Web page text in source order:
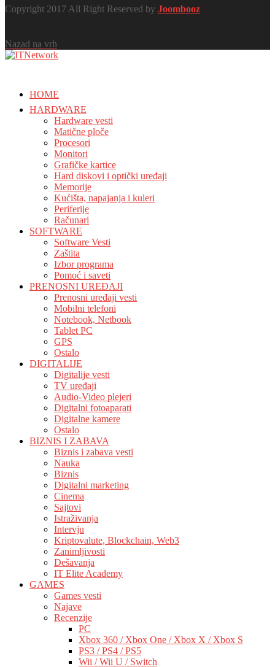
Copyright 2017 All Right Reserved by Joombooz
Nazad na vrh
HOME
HARDWARE
Hardware vesti
Matične ploče
Procesori
Monitori
Grafičke kartice
Hard diskovi i optički uređaji
Memorije
Kućišta, napajanja i kuleri
Periferije
Računari
SOFTWARE
Software Vesti
Zaštita
Izbor programa
Pomoć i saveti
PRENOSNI UREĐAJI
Prenosni uređaji vesti
Mobilni telefoni
Notebook, Netbook
Tablet PC
GPS
Ostalo
DIGITALIJE
Digitalije vesti
TV uređaji
Audio-Video plejeri
Digitalni fotoaparati
Digitalne kamere
Ostalo
BIZNIS I ZABAVA
Biznis i zabava vesti
Nauka
Biznis
Digitalni marketing
Cinema
Sajtovi
Istraživanja
Intervju
Kriptovalute, Blockchain, Web3
Zanimljivosti
Dešavanja
IT Elite Academy
GAMES
Games vesti
Najave
Recenzije
PC
Xbox 360 / Xbox One / Xbox X / Xbox S
PS3 / PS4 / PS5
Wii / Wii U / Switch